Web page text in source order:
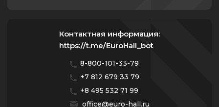
Контактная информация:
https://t.me/EuroHall_bot
8-800-101-33-79
+7 812 679 33 79
+8 495 532 71 99
office@euro-hall.ru